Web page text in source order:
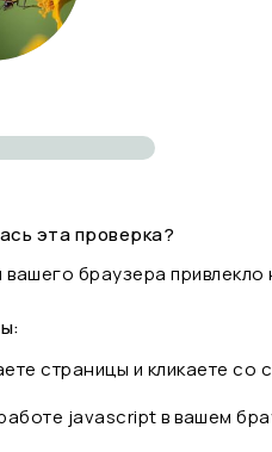
эта проверка?
вашего браузера
страницы и кликаете
javascript в вашем